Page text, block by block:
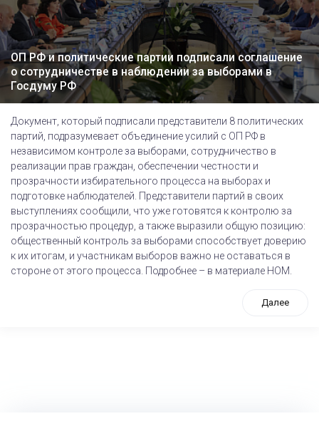
ОП РФ и политические партии подписали соглашение
о сотрудничестве в наблюдении за выборами в
Госдуму РФ
Документ, который подписали представители 8 политических
партий, подразумевает объединение усилий с ОП РФ в
независимом контроле за выборами, сотрудничество в
реализации прав граждан, обеспечении честности и
прозрачности избирательного процесса на выборах и
подготовке наблюдателей. Представители партий в своих
выступлениях сообщили, что уже готовятся к контролю за
прозрачностью процедур, а также выразили общую позицию:
общественный контроль за выборами способствует доверию
к их итогам, и участникам выборов важно не оставаться в
стороне от этого процесса. Подробнее – в материале НОМ.
Далее